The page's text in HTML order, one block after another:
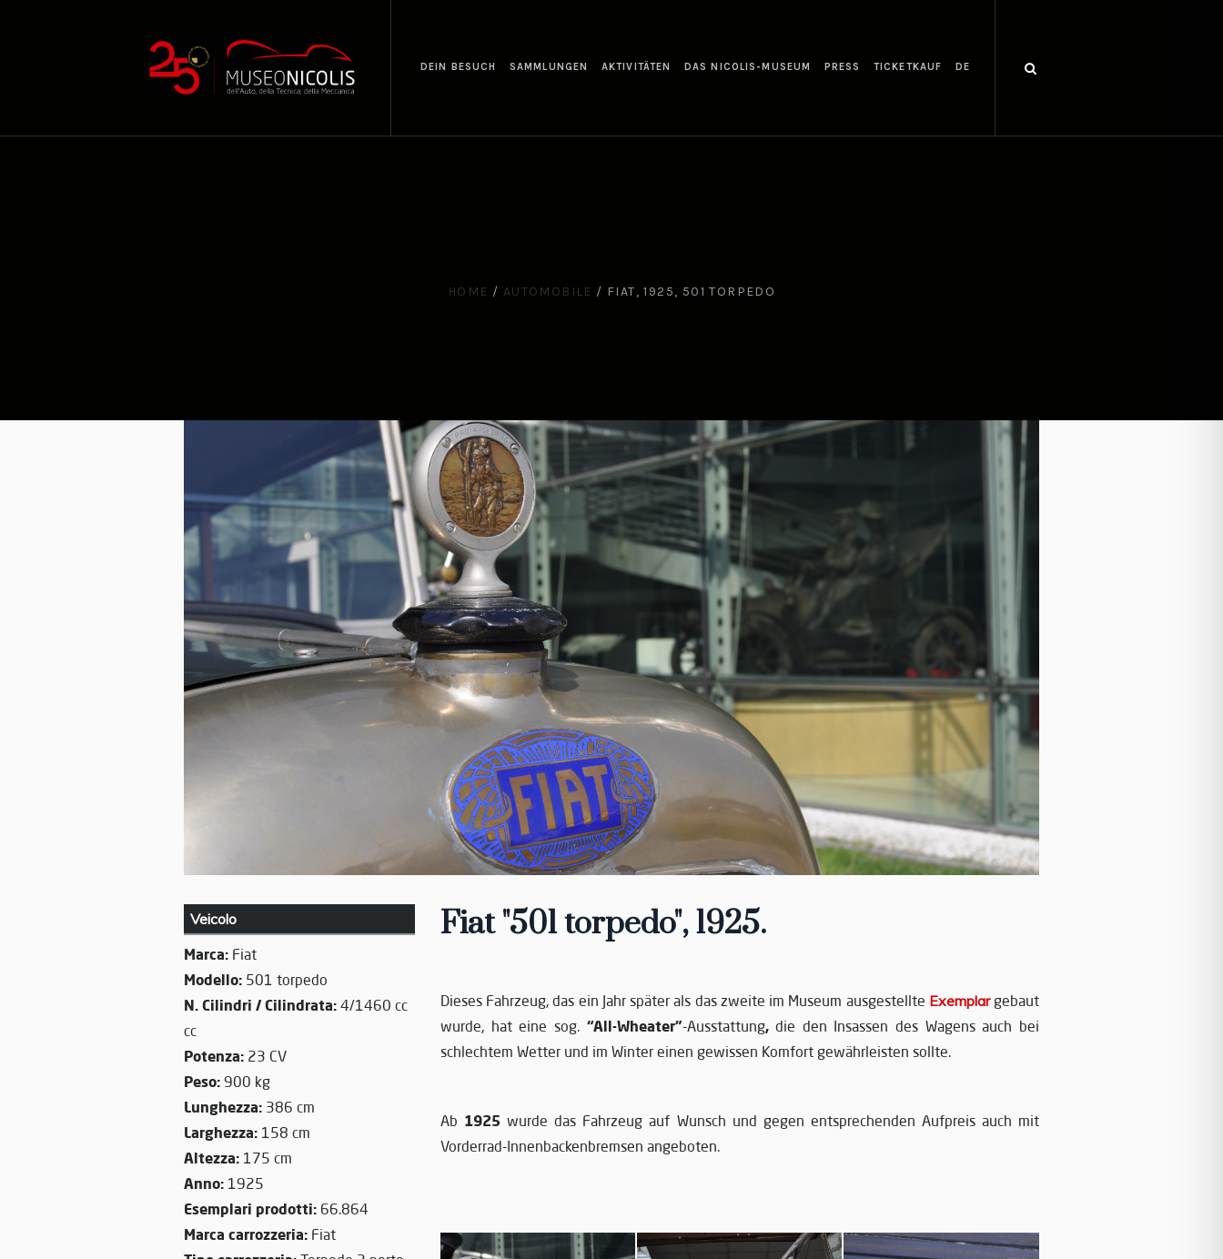
DEIN BESUCH SAMMLUNGEN AKTIVITÄTEN DAS NICOLIS-MUSEUM PRESS TICKETKAUF DE
HOME / AUTOMOBILE / FIAT, 1925, 501 TORPEDO
Veicolo
Marca: Fiat
Modello: 501 torpedo
N. Cilindri / Cilindrata: 4/1460 cc
cc
Potenza: 23 CV
Peso: 900 kg
Lunghezza: 386 cm
Larghezza: 158 cm
Altezza: 175 cm
Anno: 1925
Esemplari prodotti: 66.864
Marca carrozzeria: Fiat
Fiat "501 torpedo", 1925.
Dieses Fahrzeug, das ein Jahr später als das zweite im Museum ausgestellte Exemplargebaut
wurde, hat eine sog. “All-Wheater”-Ausstattung,die den Insassen des Wagens auch bei
schlechtem Wetter und im Winter einen gewissen Komfort gewährleisten sollte.
Ab 1925 wurde das Fahrzeug auf Wunsch und gegen entsprechenden Aufpreis auch mit
Vorderrad-Innenbackenbremsen angeboten.